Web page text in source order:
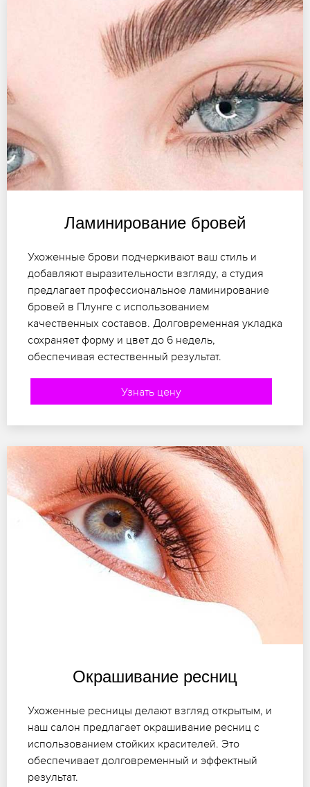
Ламинирование бровей
Ухоженные брови подчеркивают ваш стиль и
добавляют выразительности взгляду, а студия
предлагает профессиональное ламинирование
бровей в Плунге с использованием
качественных составов. Долговременная укладка
сохраняет форму и цвет до 6 недель,
обеспечивая естественный результат.
Узнать цену
Окрашивание ресниц
Ухоженные ресницы делают взгляд открытым, и
наш салон предлагает окрашивание ресниц с
использованием стойких красителей. Это
обеспечивает долговременный и эффектный
результат.